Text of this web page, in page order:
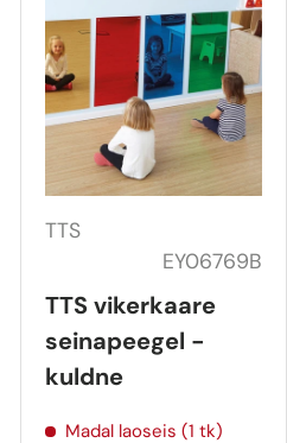
TTS
EY06769B
TTS vikerkaare
seinapeegel -
kuldne
Madal laoseis (1 tk)